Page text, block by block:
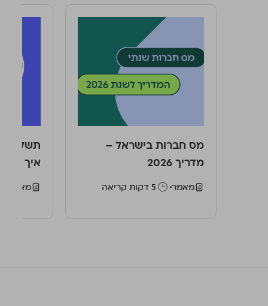
מס חברות בישראל –
מדריך 2026
מאמר ‫5 דקות קריאה
תשלום
איך
מאמר